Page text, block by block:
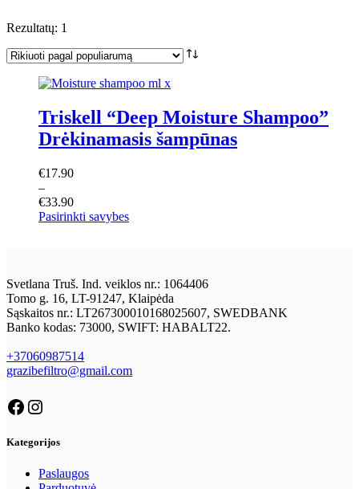
Rezultatų: 1
Triskell “Deep Moisture Shampoo”
Drėkinamasis šampūnas
€17.90
–
€33.90
Pasirinkti savybes
Svetlana Truš. Ind. veiklos nr.: 1064406
Tomo g. 16, LT-91247, Klaipėda
Sąskaitos nr.: LT267300010168025607, SWEDBANK
Banko kodas: 73000, SWIFT: HABALT22.
+37060987514
grazibefiltro@gmail.com
Kategorijos
Paslaugos